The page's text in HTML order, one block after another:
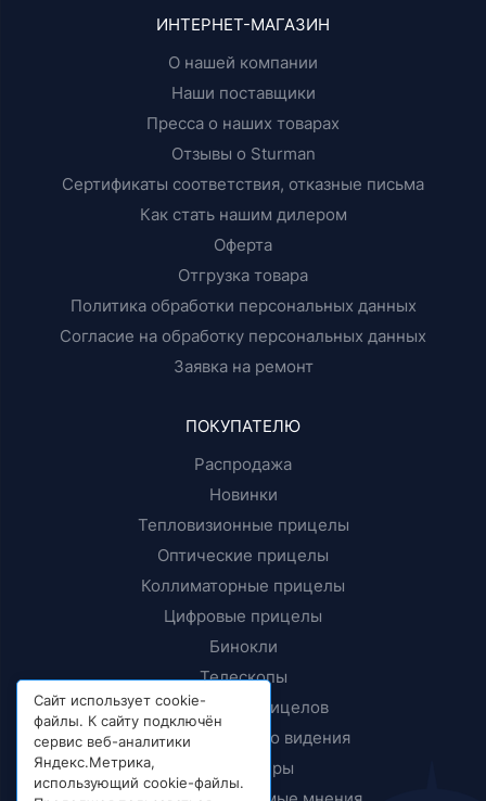
ИНТЕРНЕТ-МАГАЗИН
О нашей компании
Наши поставщики
Пресса о наших товарах
Отзывы о Sturman
Сертификаты соответствия, отказные письма
Как стать нашим дилером
Оферта
Отгрузка товара
Политика обработки персональных данных
Согласие на обработку персональных данных
Заявка на ремонт
ПОКУПАТЕЛЮ
Распродажа
Новинки
Тепловизионные прицелы
Оптические прицелы
Коллиматорные прицелы
Цифровые прицелы
Бинокли
Телескопы
Крепления прицелов
Приборы ночного видения
Дальномеры
Сайт использует cookie-
файлы. К сайту подключён
сервис веб-аналитики
Яндекс.Метрика,
использующий cookie-файлы.